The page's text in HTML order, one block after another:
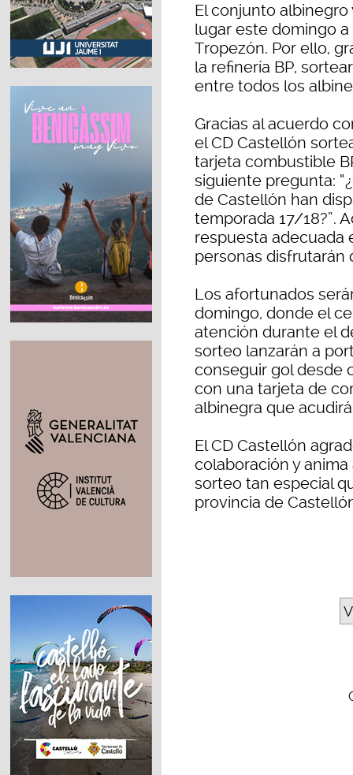
El conjunto
lugar este domingo a
Tropezón. Por ello,
la refinería BP,
entre todos los
Gracias al acuerdo
el CD Castellón
tarjeta combustible
siguiente pregunta:
de Castellón han
temporada 17/18?”.
respuesta adecuada
personas disfrutarán
Los afortunados
domingo, donde el
atención durante el
sorteo lanzarán a
conseguir gol desde
con una tarjeta de
albinegra que
El CD Castellón
colaboración y
sorteo tan especial
provincia de